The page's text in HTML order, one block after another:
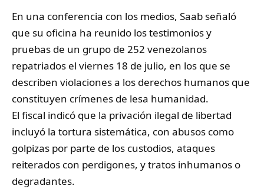
En una conferencia con los medios, Saab señaló
que su oficina ha reunido los testimonios y
pruebas de un grupo de 252 venezolanos
repatriados el viernes 18 de julio, en los que se
describen violaciones a los derechos humanos que
constituyen crímenes de lesa humanidad.
El fiscal indicó que la privación ilegal de libertad
incluyó la tortura sistemática, con abusos como
golpizas por parte de los custodios, ataques
reiterados con perdigones, y tratos inhumanos o
degradantes.